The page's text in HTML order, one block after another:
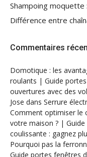
Shampoing
Différence entre
Commentaires
Domotique : les
roulants | Guide
ouvertures avec des
Jose dans Serrure
Comment optimiser le
votre maison ? |
coulissante : gagnez
Pourquoi pas la
Guide portes fenêtres